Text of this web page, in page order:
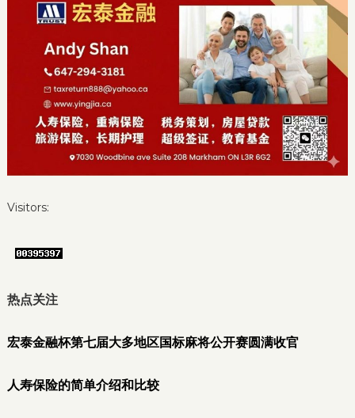
Visitors:
热点关注
宏泰金融杯第七届大多地区国标麻将公开赛圆满收官
人寿保险的简单介绍和比较